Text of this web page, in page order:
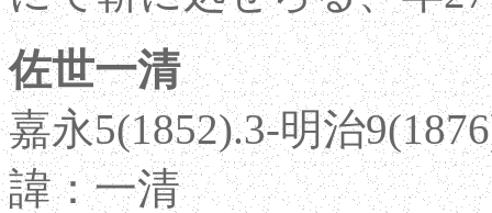
佐世一清
嘉永5(1852).3-明治
諱：一清